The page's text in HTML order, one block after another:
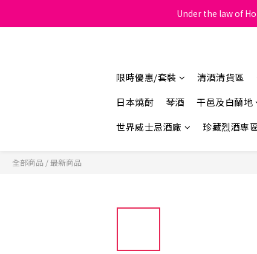
Under the law of
限時優惠/套裝 清酒清貨區
日本燒酎
琴酒 干邑及白蘭地
世界威士忌酒廠
珍藏烈酒專
全部商品 /最新商品